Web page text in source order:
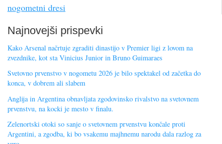
nogometni dresi
Najnovejši prispevki
Kako Arsenal načrtuje zgraditi dinastijo v Premier ligi z lovom na
zvezdnike, kot sta Vinicius Junior in Bruno Guimaraes
Svetovno prvenstvo v nogometu 2026 je bilo spektakel od začetka do
konca, v dobrem ali slabem
Anglija in Argentina obnavljata zgodovinsko rivalstvo na svetovnem
prvenstvu, na kocki je mesto v finalu.
Zelenortski otoki so sanje o svetovnem prvenstvu končale proti
Argentini, a zgodba, ki bo vsakemu majhnemu narodu dala razlog za